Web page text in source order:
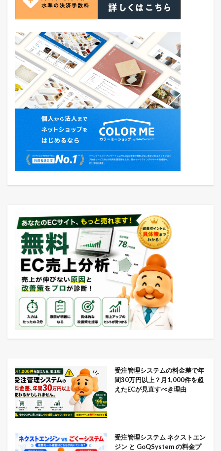
受注管理システムの料金差で年
間30万円以上？月1,000件を超
えたECが見直すべき理由
受注管理システム ネクストエン
ジン と GoQSystem の料金プ